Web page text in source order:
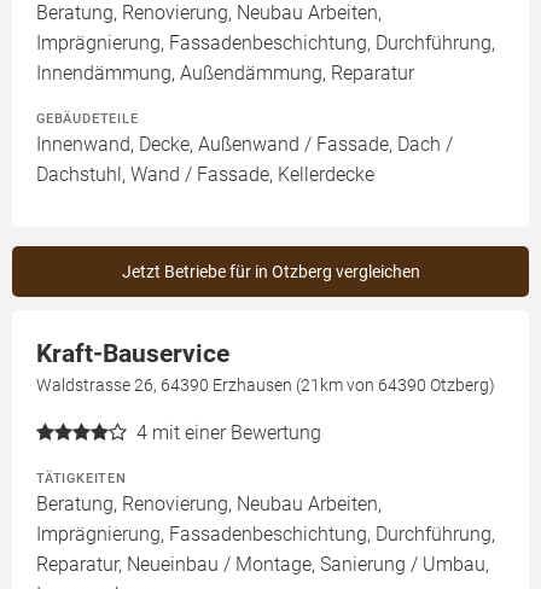
Beratung, Renovierung, Neubau Arbeiten,
Imprägnierung, Fassadenbeschichtung, Durchführung,
Innendämmung, Außendämmung, Reparatur
GEBÄUDETEILE
Innenwand, Decke, Außenwand / Fassade, Dach /
Dachstuhl, Wand / Fassade, Kellerdecke
Jetzt Betriebe für in Otzberg vergleichen
Kraft-Bauservice
Waldstrasse 26, 64390 Erzhausen (21km von 64390 Otzberg)
4 mit einer Bewertung
TÄTIGKEITEN
Beratung, Renovierung, Neubau Arbeiten,
Imprägnierung, Fassadenbeschichtung, Durchführung,
Reparatur, Neueinbau / Montage, Sanierung / Umbau,